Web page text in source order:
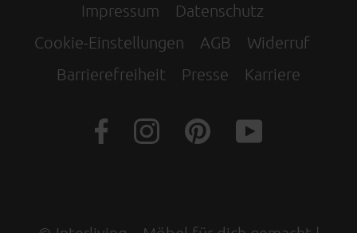
Impressum
Datenschutz
Cookie-Einstellungen
AGB
Widerruf
Barrierefreiheit
Presse Karriere